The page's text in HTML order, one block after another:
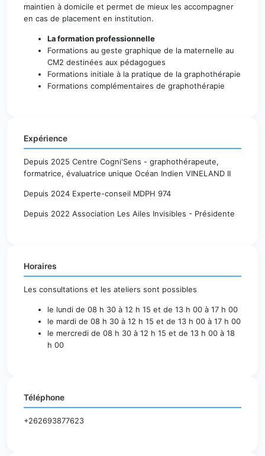
maintien à domicile et permet de mieux les accompagner
en cas de placement en institution.
La formation professionnelle
Formations au geste graphique de la maternelle au
CM2 destinées aux pédagogues
Formations initiale à la pratique de la graphothérapie
Formations complémentaires de graphothérapie
Expérience
Depuis 2025 Centre Cogni'Sens - graphothérapeute,
formatrice, évaluatrice unique Océan Indien VINELAND II
Depuis 2024 Experte-conseil MDPH 974
Depuis 2022 Association Les Ailes Invisibles - Présidente
Horaires
Les consultations et les ateliers sont possibles
le lundi de 08 h 30 à 12 h 15 et de 13 h 00 à 17 h 00
le mardi de 08 h 30 à 12 h 15 et de 13 h 00 à 17 h 00
le mercredi de 08 h 30 à 12 h 15 et de 13 h 00 à 18
h 00
Téléphone
+262693877623